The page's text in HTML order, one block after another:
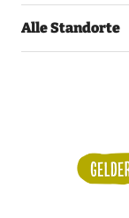
Alle Standorte